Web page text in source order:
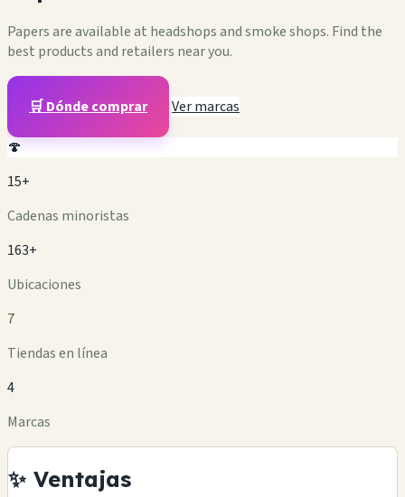
Papers are available at headshops and smoke shops. Find the
best products and retailers near you.
🛒 Dónde comprar Ver marcas
🍄
15+
Cadenas minoristas
163+
Ubicaciones
7
Tiendas en línea
4
Marcas
✨ Ventajas